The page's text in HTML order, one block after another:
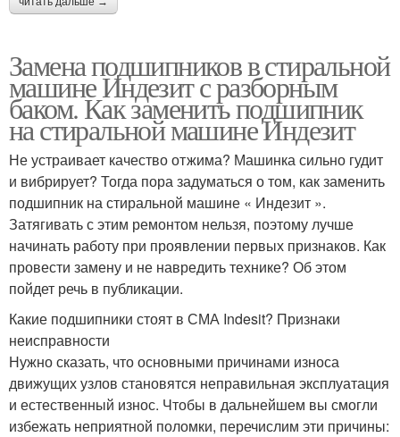
Замена подшипников в стиральной
машине Индезит с разборным
баком. Как заменить подшипник
на стиральной машине Индезит
Не устраивает качество отжима? Машинка сильно гудит
и вибрирует? Тогда пора задуматься о том, как заменить
подшипник на стиральной машине « Индезит ».
Затягивать с этим ремонтом нельзя, поэтому лучше
начинать работу при проявлении первых признаков. Как
провести замену и не навредить технике? Об этом
пойдет речь в публикации.
Какие подшипники стоят в СМА Indesit? Признаки
неисправности
Нужно сказать, что основными причинами износа
движущих узлов становятся неправильная эксплуатация
и естественный износ. Чтобы в дальнейшем вы смогли
избежать неприятной поломки, перечислим эти причины: